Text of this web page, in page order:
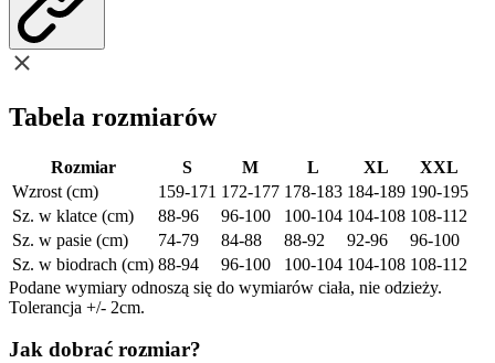
Tabela rozmiarów
Rozmiar S M L XL
XXL
Wzrost (cm)
159-171 172-177 178-183 184-189 190-195
Sz. w klatce (cm)
88-96 96-100 100-104 104-108 108-112
Sz. w pasie (cm)
74-79 84-88 88-92 92-96
96-100
Sz. w biodrach (cm) 88-94 96-100 100-104 104-108 108-112
Podane wymiary odnoszą się do wymiarów ciała, nie odzieży.
Tolerancja +/- 2cm.
Jak dobrać rozmiar?